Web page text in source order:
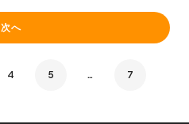
次へ
4 5 … 7